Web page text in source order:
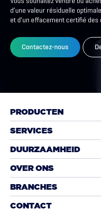
d’une valeur résiduelle
et d’un effacement certifié
Contactez-nous
PRODUCTEN
SERVICES
DUURZAAMHEID
OVER ONS
BRANCHES
CONTACT